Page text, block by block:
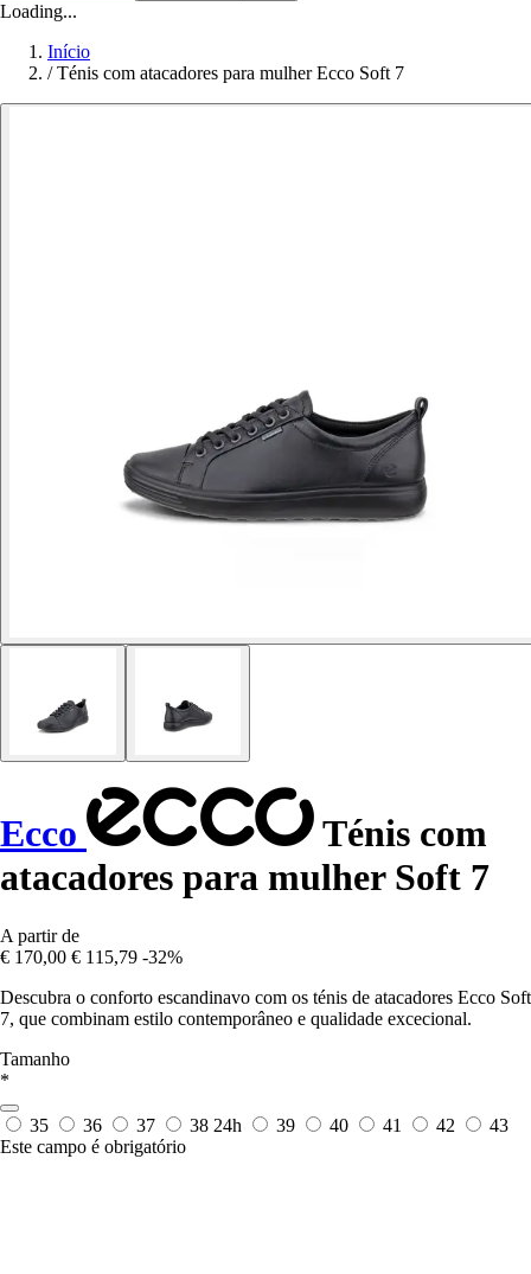
Loading...
Início
/ Ténis com atacadores para mulher Ecco Soft 7
Ecco
Ténis com
atacadores para mulher Soft 7
A partir de
€ 170,00 € 115,79 -32%
Descubra o conforto escandinavo com os ténis de atacadores Ecco Soft
7, que combinam estilo contemporâneo e qualidade excecional.
Tamanho
*
35 36 37 38 24h 39 40 41 42
43
Este campo é obrigatório